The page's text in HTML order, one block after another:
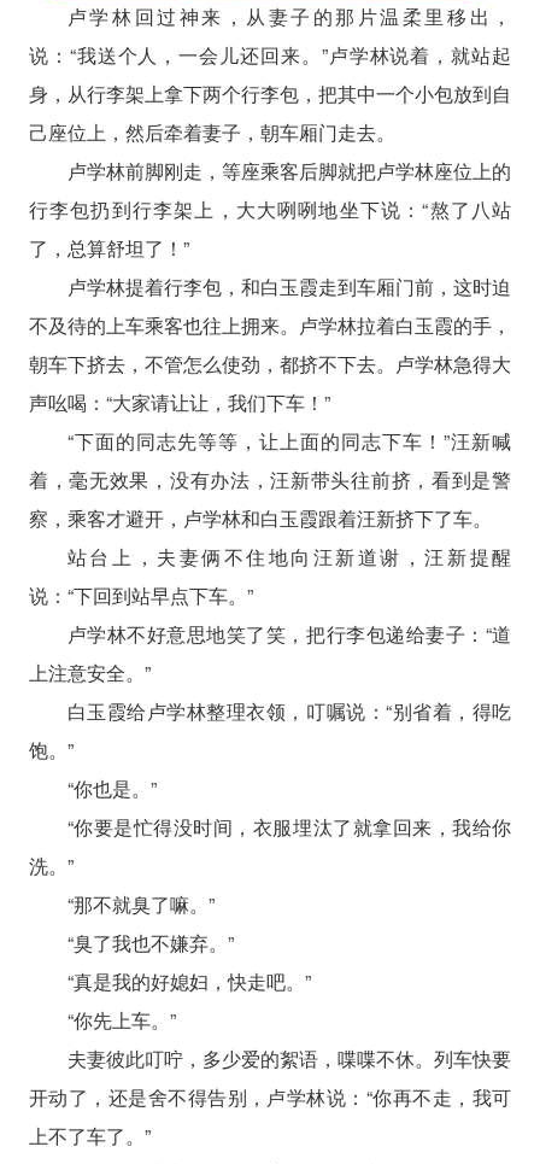
卢学林回过神来，从妻子的那片温柔里移出，
说：“我送个人，一会儿还回来。”卢学林说着，就站起
身，从行李架上拿下两个行李包，把其中一个小包放到自
己座位上，然后牵着妻子，朝车厢门走去。
卢学林前脚刚走，等座乘客后脚就把卢学林座位上的
行李包扔到行李架上，大大咧咧地坐下说：“熬了八站
了，总算舒坦了！”
卢学林提着行李包，和白玉霞走到车厢门前，这时迫
不及待的上车乘客也往上拥来。卢学林拉着白玉霞的手，
朝车下挤去，不管怎么使劲，都挤不下去。卢学林急得大
声吆喝：“大家请让让，我们下车！”
“下面的同志先等等，让上面的同志下车！”汪新喊
着，毫无效果，没有办法，汪新带头往前挤，看到是警
察，乘客才避开，卢学林和白玉霞跟着汪新挤下了车。
站台上，夫妻俩不住地向汪新道谢，汪新提醒
说：“下回到站早点下车。”
卢学林不好意思地笑了笑，把行李包递给妻子：“道
上注意安全。”
白玉霞给卢学林整理衣领，叮嘱说：“别省着，得吃
饱。”
“你也是。”
“你要是忙得没时间，衣服埋汰了就拿回来，我给你
洗。”
“那不就臭了嘛。”
“臭了我也不嫌弃。”
“真是我的好媳妇，快走吧。”
“你先上车。”
夫妻彼此叮咛，多少爱的絮语，喋喋不休。列车快要
开动了，还是舍不得告别，卢学林说：“你再不走，我可
上不了车了。”